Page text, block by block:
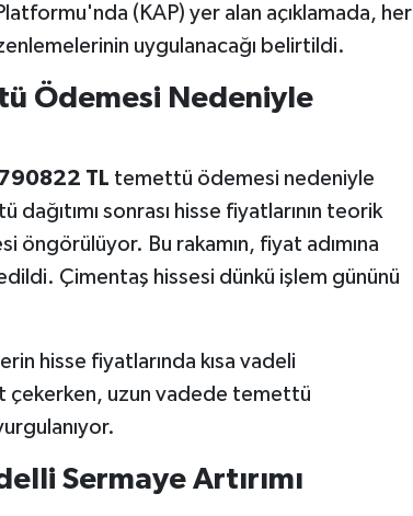
(KAP) yer alan açıklamada, her
uygulanacağı belirtildi.
Ödemesi Nedeniyle
TL temettü ödemesi nedeniyle
sonrası hisse fiyatlarının teorik
öngörülüyor. Bu rakamın, fiyat adımına
Çimentaş hissesi dünkü işlem gününü
hisse fiyatlarında kısa vadeli
çekerken, uzun vadede temettü
Sermaye Artırımı